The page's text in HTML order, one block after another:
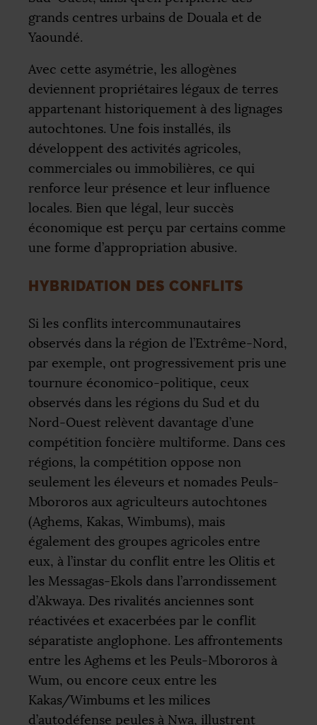
grands centres urbains de Douala et de
Yaoundé.
Avec cette asymétrie, les allogènes
deviennent propriétaires légaux de terres
appartenant historiquement à des lignages
autochtones. Une fois installés, ils
développent des activités agricoles,
commerciales ou immobilières, ce qui
renforce leur présence et leur influence
locales. Bien que légal, leur succès
économique est perçu par certains comme
une forme d’appropriation abusive.
HYBRIDATION DES CONFLITS
Si les conflits intercommunautaires
observés dans la région de l’Extrême-Nord,
par exemple, ont progressivement pris une
tournure économico-politique, ceux
observés dans les régions du Sud et du
Nord-Ouest relèvent davantage d’une
compétition foncière multiforme. Dans ces
régions, la compétition oppose non
seulement les éleveurs et nomades Peuls-
Mbororos aux agriculteurs autochtones
(Aghems, Kakas, Wimbums), mais
également des groupes agricoles entre
eux, à l’instar du conflit entre les Olitis et
les Messagas-Ekols dans l’arrondissement
d’Akwaya. Des rivalités anciennes sont
réactivées et exacerbées par le conflit
séparatiste anglophone. Les affrontements
entre les Aghems et les Peuls-Mbororos à
Wum, ou encore ceux entre les
Kakas/Wimbums et les milices
d’autodéfense peules à Nwa, illustrent